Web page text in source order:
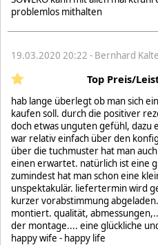
problemlos mithalten
19.03.2020 20:22 - Bernhard
Top Preis/
hab lange überlegt ob man sich
kaufen soll. durch die positiver
doch etwas unguten gefühl, dazu
war relativ einfach über den
über die tuchmuster hat man
einen erwartet. natürlich ist eine
zumindest hat man schon eine
unspektakulär. liefertermin wird
kurzer vorabstimmung
montiert. qualität,
der montage.... eine glückliche
happy wife - happy life